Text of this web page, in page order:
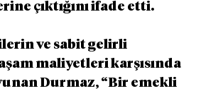
çıktığını ifade etti.
ve sabit gelirli
maliyetleri karşısında
Durmaz, “Bir emekli